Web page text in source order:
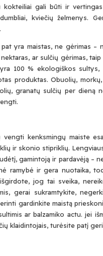
gali būti ir
kviečių želmenys.
yra maistas, ne gėrimas –
ar sulčių gėrimas,
100 % ekologiškos
produktas. Obuolių,
granatų sulčių per dieną
kenksmingų maiste
ir skonio stipriklių.
gamintoją ir pardavėją –
ramybė ir gera nuotaika,
jog tai sveika,
gerai sukramtykite,
gardinkite maistą
ar balzamiko actu. jei
klaidintojais, turėsite patį